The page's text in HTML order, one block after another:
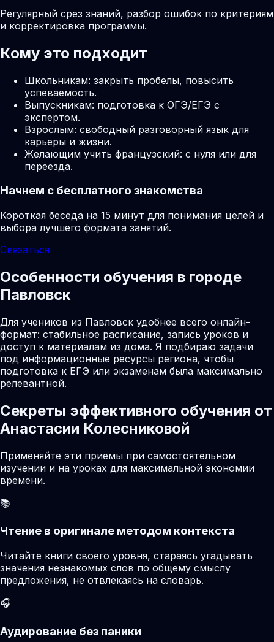
Регулярный срез знаний, разбор ошибок по критериям
и корректировка программы.
Кому это подходит
Школьникам: закрыть пробелы, повысить
успеваемость.
Выпускникам: подготовка к ОГЭ/ЕГЭ с
экспертом.
Взрослым: свободный разговорный язык для
карьеры и жизни.
Желающим учить французский: с нуля или для
переезда.
Начнем с бесплатного знакомства
Короткая беседа на 15 минут для понимания целей и
выбора лучшего формата занятий.
Связаться
Особенности обучения в городе
Павловск
Для учеников из Павловск удобнее всего онлайн-
формат: стабильное расписание, запись уроков и
доступ к материалам из дома. Я подбираю задачи
под информационные ресурсы региона, чтобы
подготовка к ЕГЭ или экзаменам была максимально
релевантной.
Секреты эффективного обучения от
Анастасии Колесниковой
Применяйте эти приемы при самостоятельном
изучении и на уроках для максимальной экономии
времени.
📚
Чтение в оригинале методом контекста
Читайте книги своего уровня, стараясь угадывать
значения незнакомых слов по общему смыслу
предложения, не отвлекаясь на словарь.
🎧
Аудирование без паники